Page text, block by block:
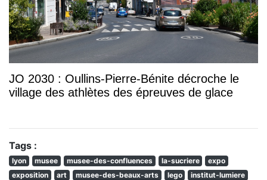
JO 2030 : Oullins-Pierre-Bénite décroche le
village des athlètes des épreuves de glace
Tags :
lyon musee musee-des-confluences la-sucriere
expo
exposition
art musee-des-beaux-arts lego
institut-lumiere